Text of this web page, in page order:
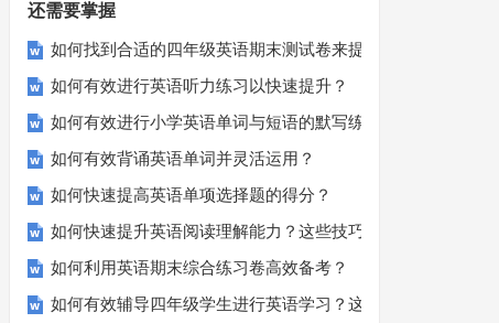
还需要掌握
如何找到合适的四年级英语期末测试卷来提高孩子的成绩？
如何有效进行英语听力练习以快速提升？
如何有效进行小学英语单词与短语的默写练习？家长和老师
如何有效背诵英语单词并灵活运用？
如何快速提高英语单项选择题的得分？
如何快速提升英语阅读理解能力？这些技巧你必须知道！
如何利用英语期末综合练习卷高效备考？
如何有效辅导四年级学生进行英语学习？这里有你需要的所